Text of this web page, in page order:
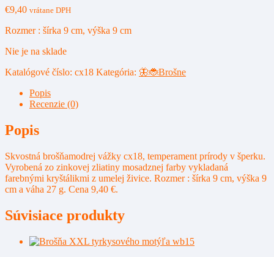
€9,40 vrátane DPH
Rozmer : šírka 9 cm, výška 9 cm
Nie je na sklade
Katalógové číslo: cx18 Kategória: 🦋🐞Brošne
Popis
Recenzie (0)
Popis
Skvostná brošňamodrej vážky cx18, temperament prírody v šperku.
Vyrobená zo zinkovej zliatiny mosadznej farby vykladaná
farebnými kryštálikmi z umelej živice. Rozmer : šírka 9 cm, výška 9
cm a váha 27 g. Cena 9,40 €.
Súvisiace produkty